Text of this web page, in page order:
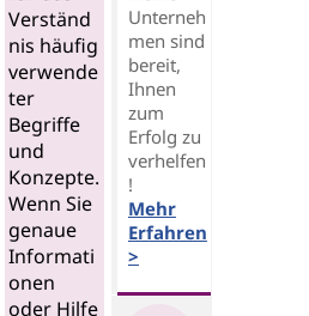
Verständ
nis häufig
verwende
ter
Begriffe
und
Konzepte.
Wenn Sie
genaue
Informati
onen
oder Hilfe
Unterneh
men sind
bereit,
Ihnen
zum
Erfolg zu
verhelfen
!
Mehr
Erfahren
>